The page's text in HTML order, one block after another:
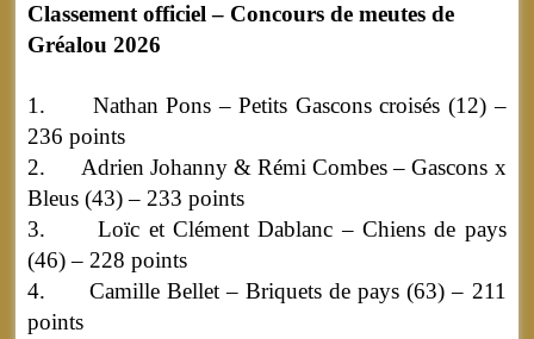
Classement officiel – Concours de meutes de
Gréalou 2026
1. Nathan Pons – Petits Gascons croisés (12) –
236 points
2. Adrien Johanny & Rémi Combes – Gascons x
Bleus (43) – 233 points
3. Loïc et Clément Dablanc – Chiens de pays
(46) – 228 points
4. Camille Bellet – Briquets de pays (63) – 211
points